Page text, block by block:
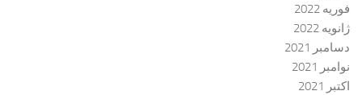
فوریه 2022
ژانویه 2022
دسامبر 2021
نوامبر 2021
اکتبر 2021